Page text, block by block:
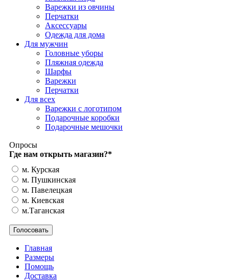
Варежки из овчины
Перчатки
Аксессуары
Одежда для дома
Для мужчин
Головные уборы
Пляжная одежда
Шарфы
Варежки
Перчатки
Для всех
Варежки с логотипом
Подарочные коробки
Подарочные мешочки
Опросы
Где нам открыть магазин?*
м. Курская
м. Пушкинская
м. Павелецкая
м. Киевская
м.Таганская
Главная
Размеры
Помощь
Доставка